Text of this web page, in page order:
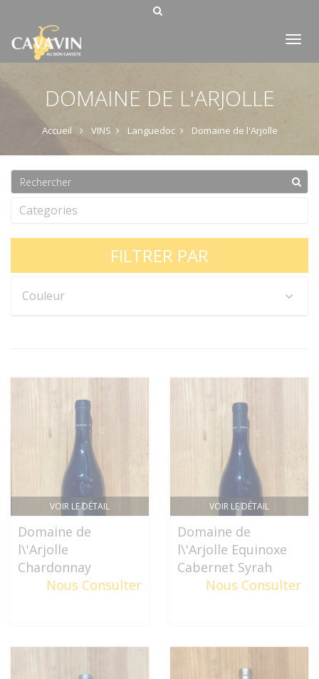
DOMAINE DE L'ARJOLLE
Accueil VINS Languedoc Domaine de l'Arjolle
Categories
FILTRER PAR
Couleur
VOIR LE DÉTAIL
Domaine de
l\'Arjolle
Chardonnay
Nous Consulter
VOIR LE DÉTAIL
Domaine de
l\'Arjolle Equinoxe
Cabernet Syrah
Nous Consulter